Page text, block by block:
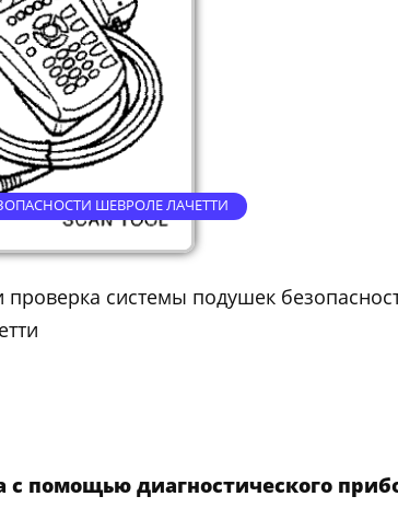
ШЕВРОЛЕ ЛАЧЕТТИ
проверка системы подушек
с помощью диагностического